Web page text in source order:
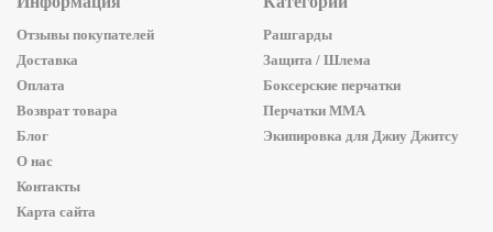
Отзывы покупателей
Доставка
Оплата
Возврат товара
Блог
О нас
Контакты
Карта сайта
Рашгарды
Защита / Шлема
Боксерские перчатки
Перчатки ММА
Экипировка для Джиу Джитсу